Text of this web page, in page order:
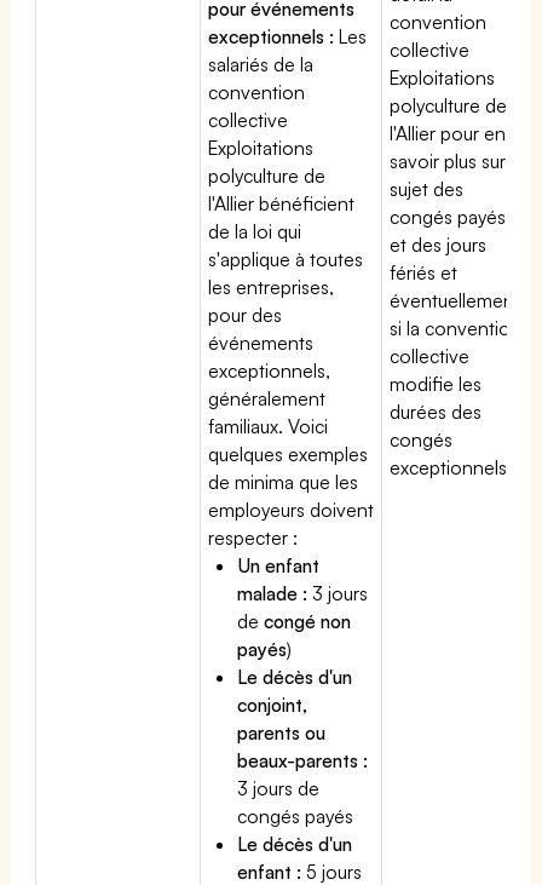
pour événements
exceptionnels : Les
salariés de la
convention
collective
Exploitations
polyculture de
l'Allier bénéficient
de la loi qui
s'applique à toutes
les entreprises,
pour des
événements
exceptionnels,
généralement
familiaux. Voici
quelques exemples
de minima que les
employeurs doivent
respecter :
Un enfant
malade : 3 jours
decongé non
payés)
Le décès d'un
conjoint,
parents ou
beaux-parents :
3 jours de
congés payés
Le décès d'un
enfant : 5 jours
convention
collective
Exploitations
polyculture de
l'Allier pour en
savoir plus sur le
sujet des
congés payés
et des jours
fériés et
éventuellement
si la convention
collective
modifie les
durées des
congés
exceptionnels.